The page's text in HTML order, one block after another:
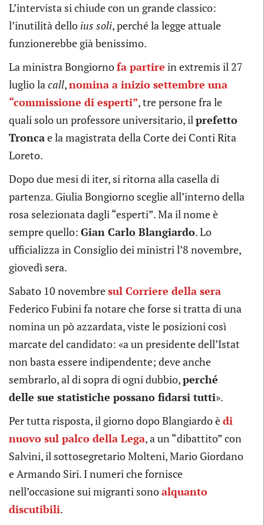
L’intervista si chiude con un grande classico:
l’inutilità dello ius soli, perché la legge attuale
funzionerebbe già benissimo.
La ministra Bongiornofa partire in extremis il 27
luglio lacall,nomina a inizio settembre una
“commissione di esperti”, tre persone fra le
quali solo un professore universitario, ilprefetto
Troncae la magistrata della Corte dei Conti Rita
Loreto.
Dopo due mesi di iter, si ritorna alla casella di
partenza. Giulia Bongiorno sceglie all’interno della
rosa selezionata dagli “esperti”. Ma il nome è
sempre quello: Gian Carlo Blangiardo. Lo
ufficializza in Consiglio dei ministri l’8 novembre,
giovedì sera.
Sabato 10 novembresul Corriere della sera
Federico Fubini fa notare che forse si tratta di una
nomina un pò azzardata, viste le posizioni così
marcate del candidato: «a un presidente dell’Istat
non basta essere indipendente; deve anche
sembrarlo, al di sopra di ogni dubbio,perché
delle sue statistiche possano fidarsi tutti».
Per tutta risposta, il giorno dopo Blangiardo èdi
nuovo sul palco della Lega, a un “dibattito” con
Salvini, il sottosegretario Molteni, Mario Giordano
e Armando Siri. I numeri che fornisce
nell’occasione sui migranti sonoalquanto
discutibili.